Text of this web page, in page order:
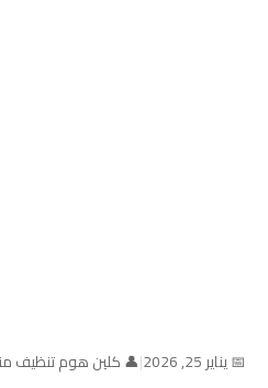
📅 يناير 25, 2026 |👤 كلين هوم تنظيف منازل